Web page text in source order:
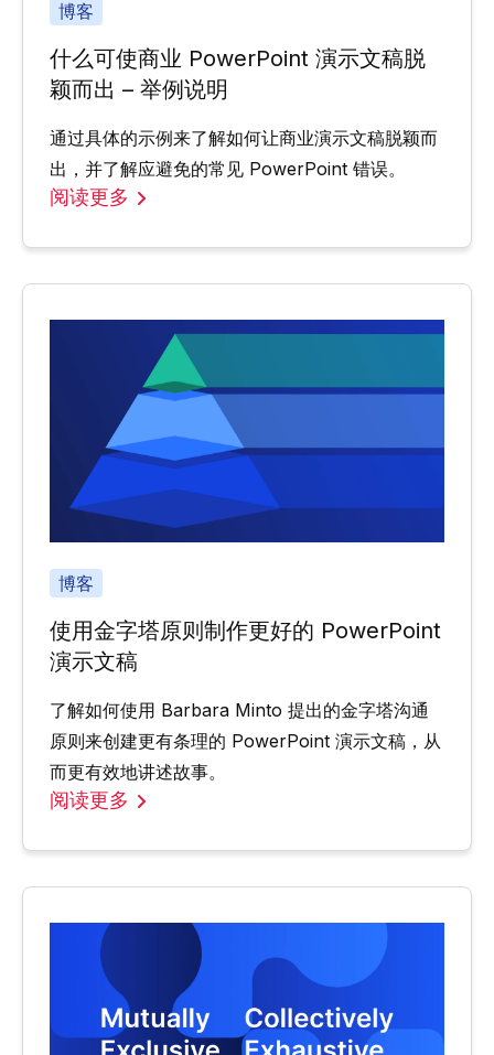
博客
什么可使商业 PowerPoint 演示文稿脱
颖而出 – 举例说明
通过具体的示例来了解如何让商业演示文稿脱颖而
出，并了解应避免的常见 PowerPoint 错误。
阅读更多
博客
使用金字塔原则制作更好的 PowerPoint
演示文稿
了解如何使用 Barbara Minto 提出的金字塔沟通
原则来创建更有条理的 PowerPoint 演示文稿，从
而更有效地讲述故事。
阅读更多